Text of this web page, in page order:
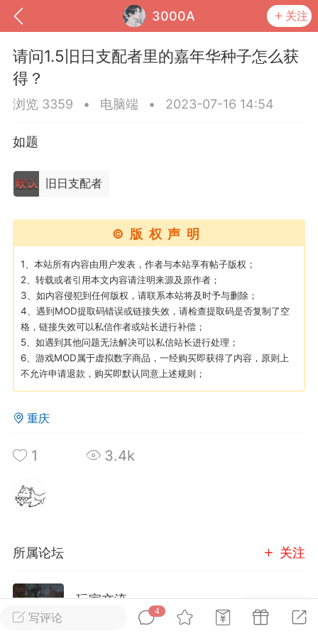
3000A 关注
道具 排行榜
MOD下载 攻略教程 联机招募
大人
Lv.8
02-10 15:45
电脑端 其他&工具
单机辅助引流私下售卖服务器外挂！
作弊模组在联机服务器使用,为了维护游
模组的发布行为：1. *...
72
大人
Lv.8
写评论
4
请问1.5旧日支配者里的嘉年华种子怎么获
得？
浏览 3359 • 电脑端 • 2023-07-16 14:54
如题
旧日支配者
©版权声明
1、本站所有内容由用户发表，作者与本站享有帖子版权；
2、转载或者引用本文内容请注明来源及原作者；
3、如内容侵犯到任何版权，请联系本站将及时予与删除；
4、遇到MOD提取码错误或链接失效，请检查提取码是否复制了空
格，链接失效可以私信作者或站长进行补偿；
5、如遇到其他问题无法解决可以私信站长进行处理；
6、游戏MOD属于虚拟数字商品，一经购买即获得了内容，原则上
不允许申请退款，购买即默认同意上述规则；
重庆
1 3.4k
所属论坛 关注
玩家交流
15496内容
进入论坛